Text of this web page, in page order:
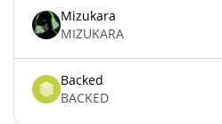
Mizukara
MIZUKARA
Backed
BACKED